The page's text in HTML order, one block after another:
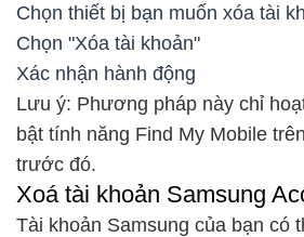
Chọn thiết bị bạn muốn xóa tài
Chọn "Xóa tài khoản"
Xác nhận hành động
Lưu ý: Phương pháp này chỉ
bật tính năng Find My Mobile
trước đó.
Xoá tài khoản Samsung
Tài khoản Samsung của bạn có